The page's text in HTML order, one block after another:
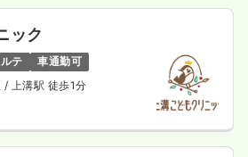
一般病院
一時募集休止
未経験可 ブランク可
第二新卒可
ック
テ
車通勤可
/ 上溝駅 徒歩1分